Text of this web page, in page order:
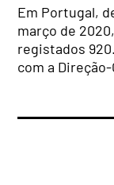
Em Portugal,
março de
registados
com a